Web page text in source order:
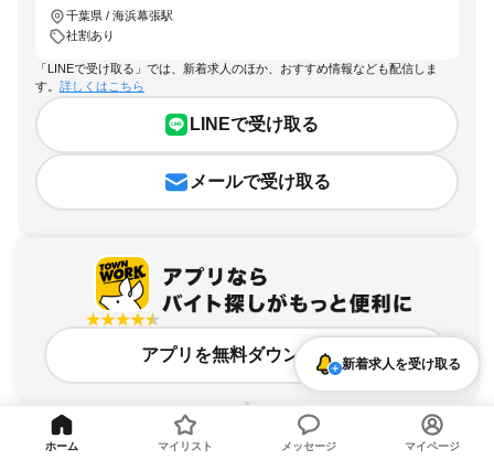
千葉県 / 海浜幕張駅
社割あり
「LINEで受け取る」では、新着求人のほか、おすすめ情報なども配信しま
す。 詳しくはこちら
LINEで受け取る
メールで受け取る
アプリを無料ダウンロード
新着求人を受け取る
ホーム マイリスト メッセージ マイページ